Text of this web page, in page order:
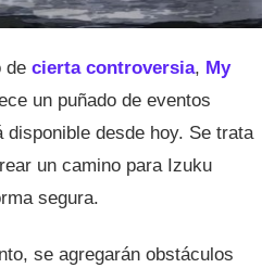
de cierta controversia, My
un puñado de eventos
desde hoy. Se trata
un camino para Izuku
segura.
se agregarán obstáculos